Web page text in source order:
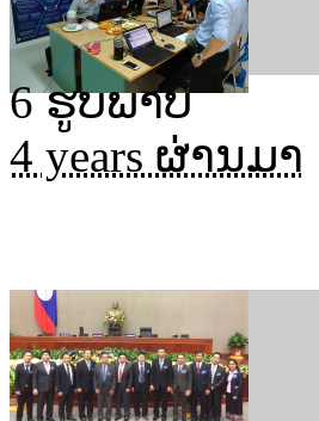
6 ຮູບພາບ
4 years ຜ່ານມາ